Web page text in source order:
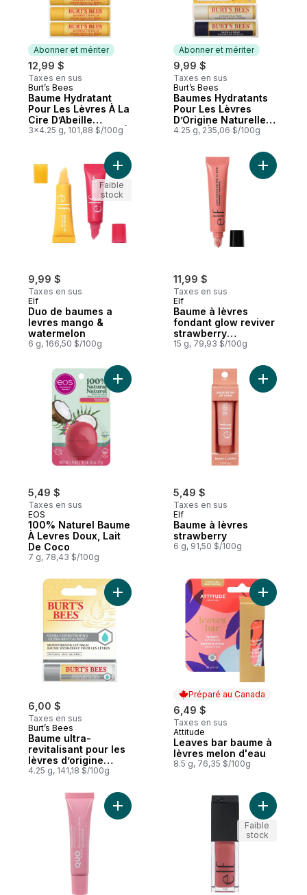
Abonner et mériter
12,99 $
Taxes en sus
Abonner et mériter
Burt’s Bees
Baume Hydratant
Pour Les Lèvres À La
Cire D’Abeille
D’Origine Naturelle À
Vitamine E Et Huile
De Menthe Poivrée,
Emballage De 3
Tubes
3x4.25 g, 101,88 $/100g
Abonner et mériter
9,99 $
Taxes en sus
Abonner et mériter
Burt’s Bees
Baumes Hydratants
Pour Les Lèvres
D’Origine Naturelle À
100 % À La Noix De
Vanille, Assortiment
De 2 Tubes
4.25 g, 235,06 $/100g
9,99 $
Taxes en sus
Elf
Duo de baumes a
levres mango &
watermelon
6 g, 166,50 $/100g
Ajouter Duo de baumes a levres mango
Faible
stock
11,99 $
Taxes en sus
Elf
Baume à lèvres
fondant glow reviver
strawberry
shortcake
15 g, 79,93 $/100g
Ajouter
5,49 $
Taxes en sus
EOS
100% Naturel Baume
À Levres Doux, Lait
De Coco
7 g, 78,43 $/100g
Ajouter 100% Naturel Baume À Levres
5,49 $
Taxes en sus
Elf
Baume à lèvres
strawberry
6 g, 91,50 $/100g
Ajouter
6,00 $
Taxes en sus
Burt’s Bees
Baume ultra-
revitalisant pour les
lèvres d’origine
naturelle à 100 % au
4.25 g, 141,18 $/100g
Ajouter Baume ultra-revitalisant pour les
Préparé au Canada
6,49 $
Taxes en sus
Préparé au Canada
Attitude
Leaves bar baume à
lèvres melon d'eau
8.5 g, 76,35 $/100g
Ajouter
Ajouter Teinte pour les lèvres auxAjouter
Faible
stock